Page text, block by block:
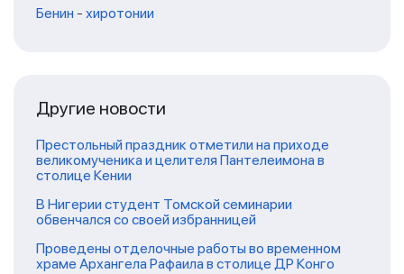
Бенин - хиротонии
Другие новости
Престольный праздник отметили на приходе
великомученика и целителя Пантелеимона в
столице Кении
В Нигерии студент Томской семинарии
обвенчался со своей избранницей
Проведены отделочные работы во временном
храме Архангела Рафаила в столице ДР Конго